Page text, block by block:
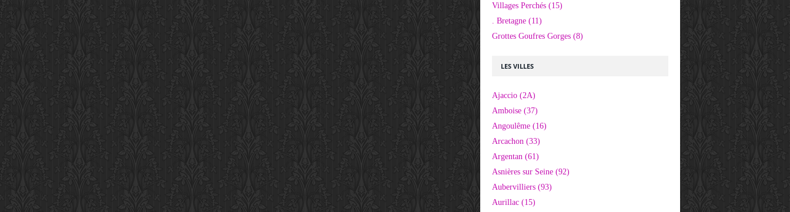
LES VILLES
Ajaccio (2A)
Amboise (37)
Angoulême (16)
Arcachon (33)
Argentan (61)
Asnières sur Seine (92)
Aubervilliers (93)
Aurillac (15)
Villages Perchés (15)
. Bretagne (11)
Grottes Goufres Gorges (8)